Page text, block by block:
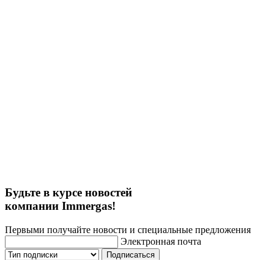
Будьте в курсе новостей
компании Immergas!
Первыми получайте новости и специальные предложения
Электронная почта
Подписаться